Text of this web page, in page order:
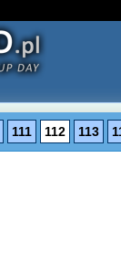
111 112 113